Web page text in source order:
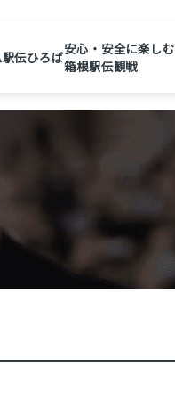
駅伝ひろば安心・安全に楽しむ
箱根駅伝観戦